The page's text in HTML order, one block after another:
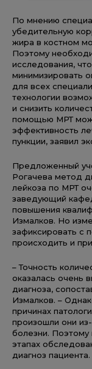
По мнению
убедительную
жира в костном
Поэтому
исследования,
минимизировать
для всех
технологии
и снизить
помощью МРТ
эффективность
пункции, заявил
Предложенный
Рогачева метод
лейкоза по МРТ
заведующий
повышения
Измалков. Но
зафиксировать с
происходить и
– Точность
оказалась очень
диагноза,
Измалков. –
причинах
произошли они
болезни.
этапах
диагноз пациента.